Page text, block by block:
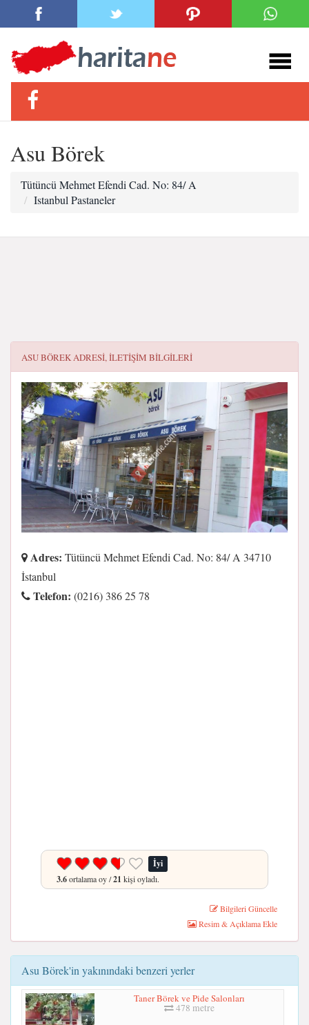
Asu Börek
Tütüncü Mehmet Efendi Cad. No: 84/ A
Istanbul Pastaneler
ASU BÖREKADRESI, ILETIŞIM BILGILERI
Adres: Tütüncü Mehmet Efendi Cad. No: 84/ A 34710
İstanbul
Telefon: (0216) 386 25 78
İyi
3.6ortalama oy /21 kişi oyladı.
Bilgileri Güncelle
Resim & Açıklama Ekle
Asu Börek'in yakınındaki benzeri yerler
Taner Börek ve Pide Salonları
478 metre